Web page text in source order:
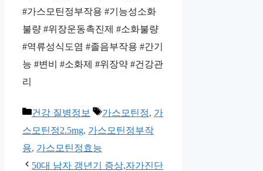
#가스모틴정부작용 #기능성소화
불량 #위장운동촉진제 #소화불량
#역류성식도염 #졸음부작용 #간기
능 #변비 #소화제 #위장약 #건강관
리
카
테
고
리
건강 질병정보
태
그
가스모틴정, 가
스모틴정2.5mg, 가스모틴정부작
용, 가스모틴정효능
50대 남자 갱년기 증상,자가진단